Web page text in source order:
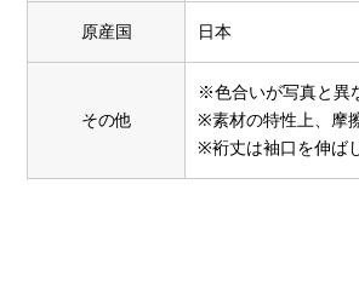
原産国 日本
その他
※色合いが写真と異
※素材の特性上、摩
※裄丈は袖口を伸ば